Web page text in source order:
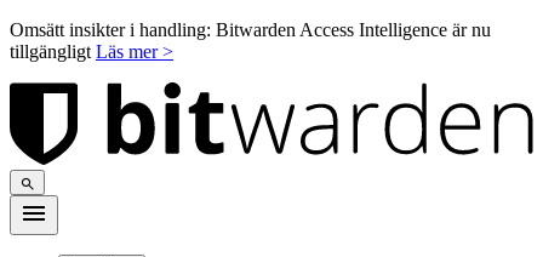
Omsätt insikter i handling: Bitwarden Access Intelligence är nu
tillgängligt Läs mer >